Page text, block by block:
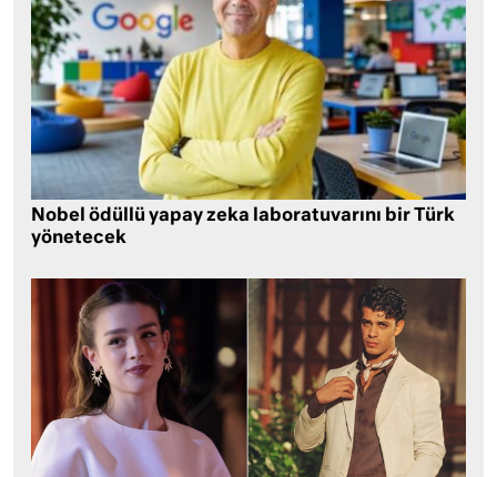
Nobel ödüllü yapay zeka laboratuvarını bir Türk
yönetecek